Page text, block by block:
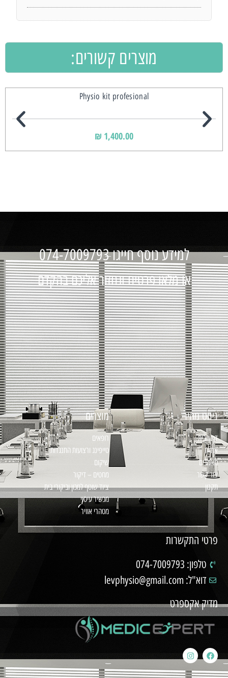
מוצרים קשורים:
Physio kit profesional
₪ 1,400.00
למידע נוסף חייגו 074-7009793
או מלאו פרטים ונחזור אליכם בהקדם
ניווט מהיר
דף הבית
אודות
מאמרים
צור קשר
תקנון
מוצרים
רופאים
טייפינג ורצועות התנגדות
שיקום
מחטים – דיקור
ציוד שוטף למכון וביקורי בית
מכשיר עיסוי
מטהרי אוויר
פרטי התקשרות
טלפון: 074-7009793
דוא"ל: levphysio@gmail.com
מדיק אקספרט